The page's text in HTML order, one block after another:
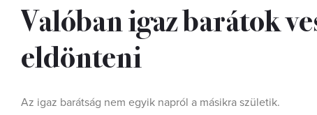
Valóban igaz barátok
eldönteni
Az igaz barátság nem egyik napról a másikra születik.